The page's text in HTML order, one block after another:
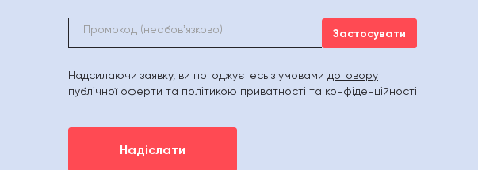
Застосувати
Надсилаючи заявку, ви погоджуєтесь з умовами договору
публічної оферти та політикою приватності та конфіденційності
Надіслати